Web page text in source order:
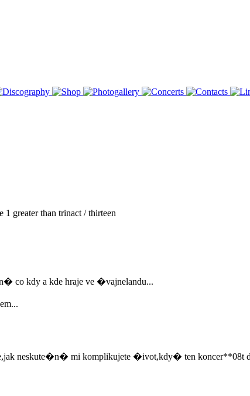
greater than trinact / thirteen
kdy a kde hraje ve �vajnelandu...
neskute�n� mi komplikujete �ivot,kdy� ten koncer**08t